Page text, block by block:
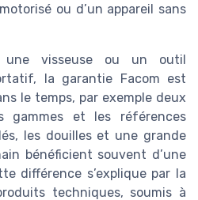
ou d’un appareil sans
une visseuse ou un outil
la garantie Facom est
le temps, par exemple deux
gammes et les références
les douilles et une grande
bénéficient souvent d’une
différence s’explique par la
techniques, soumis à